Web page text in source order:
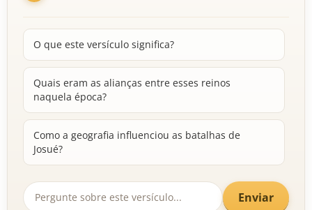
O que este versículo significa?
Quais eram as alianças entre esses reinos
naquela época?
Como a geografia influenciou as batalhas de
Josué?
Enviar